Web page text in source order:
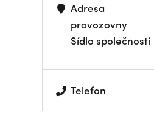
Adresa
provozovny
Sídlo společnosti
Telefon